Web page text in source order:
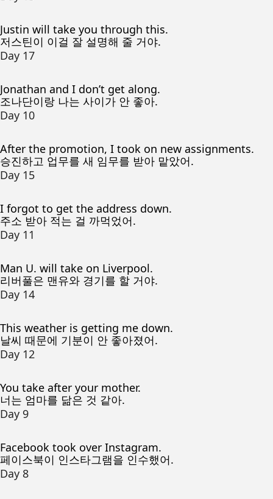
Justin will take you through this.
저스틴이 이걸 잘 설명해 줄 거야.
Day 17
Jonathan and I don’t get along.
조나단이랑 나는 사이가 안 좋아.
Day 10
After the promotion, I took on new assignments.
승진하고 업무를 새 임무를 받아 맡았어.
Day 15
I forgot to get the address down.
주소 받아 적는 걸 까먹었어.
Day 11
Man U. will take on Liverpool.
리버풀은 맨유와 경기를 할 거야.
Day 14
This weather is getting me down.
날씨 때문에 기분이 안 좋아졌어.
Day 12
You take after your mother.
너는 엄마를 닮은 것 같아.
Day 9
Facebook took over Instagram.
페이스북이 인스타그램을 인수했어.
Day 8